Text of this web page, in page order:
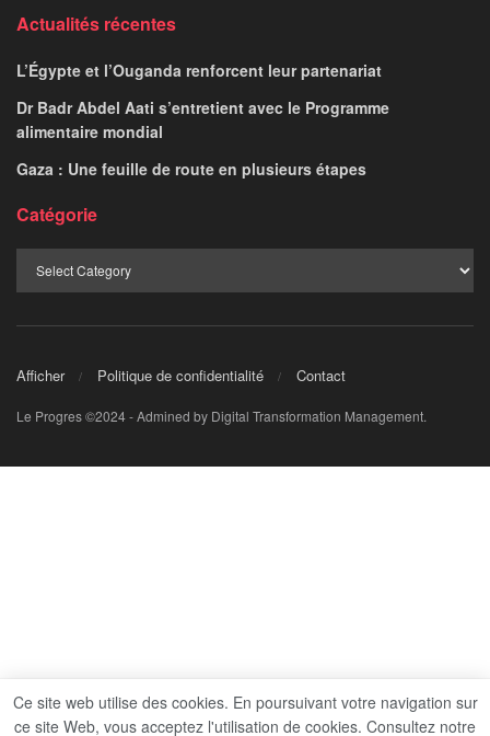
Actualités récentes
L’Égypte et l’Ouganda renforcent leur partenariat
Dr Badr Abdel Aati s’entretient avec le Programme
alimentaire mondial
Gaza : Une feuille de route en plusieurs étapes
Catégorie
Afficher Politique de confidentialité Contact
Le Progres ©2024 - Admined by Digital Transformation Management.
Ce site web utilise des cookies. En poursuivant votre navigation sur
ce site Web, vous acceptez l'utilisation de cookies. Consultez notre